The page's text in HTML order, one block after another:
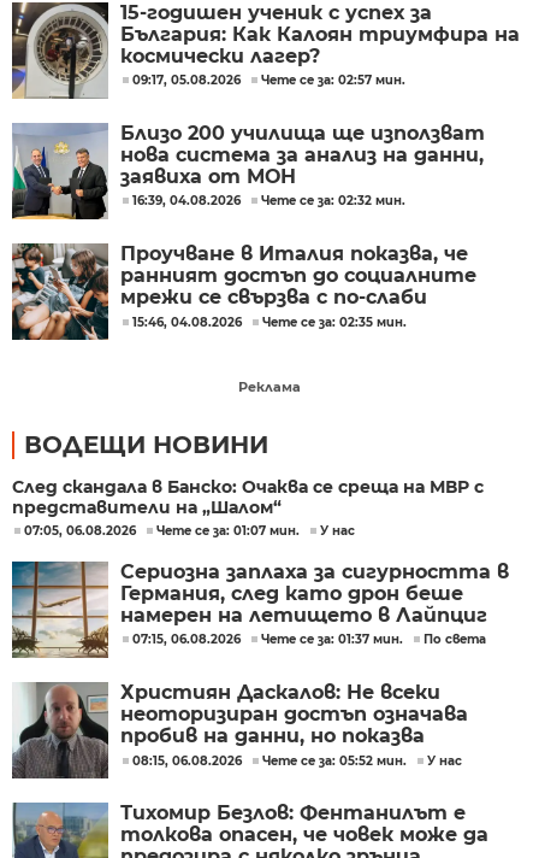
15-годишен ученик с успех за
България: Как Калоян триумфира на
космически лагер?
09:17, 05.08.2026 Чете се за: 02:57 мин.
Близо 200 училища ще използват
нова система за анализ на данни,
заявиха от МОН
16:39, 04.08.2026 Чете се за: 02:32 мин.
Проучване в Италия показва, че
ранният достъп до социалните
мрежи се свързва с по-слаби
резултати в училище
15:46, 04.08.2026 Чете се за: 02:35 мин.
Реклама
ВОДЕЩИ НОВИНИ
След скандала в Банско: Очаква се среща на МВР с
представители на „Шалом“
07:05, 06.08.2026 Чете се за: 01:07 мин. У нас
Сериозна заплаха за сигурността в
Германия, след като дрон беше
намерен на летището в Лайпциг
07:15, 06.08.2026 Чете се за: 01:37 мин. По света
Християн Даскалов: Не всеки
неоторизиран достъп означава
пробив на данни, но показва
сериозни пропуски в
08:15, 06.08.2026 Чете се за: 05:52 мин. У нас
Тихомир Безлов: Фентанилът е
толкова опасен, че човек може да